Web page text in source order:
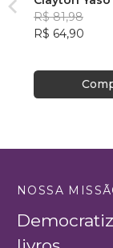
R$ 81,98
R$ 64,90
NOSSA